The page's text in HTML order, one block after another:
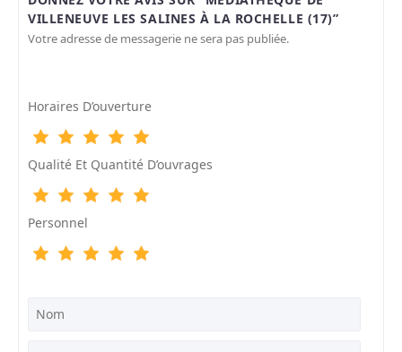
VILLENEUVE LES SALINES À LA ROCHELLE (17)”
Votre adresse de messagerie ne sera pas publiée.
Horaires D’ouverture
Qualité Et Quantité D’ouvrages
Personnel